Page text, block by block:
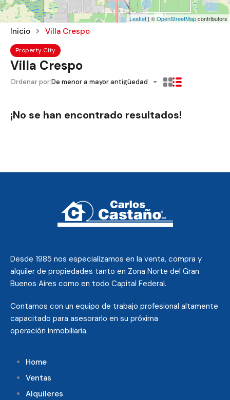
Leaflet | ©OpenStreetMapcontributors
Inicio Villa Crespo
Property City
Villa Crespo
Ordenar por:De menor a mayor antigüedad
¡No se han encontrado resultados!
Desde 1985 nos especializamos en la venta, compra y
alquiler de propiedades tanto en Zona Norte del Gran
Buenos Aires como en todo Capital Federal.
Contamos con un equipo de trabajo profesional altamente
capacitado para asesorarlo en su próxima
operación inmobiliaria.
Home
Ventas
Alquileres